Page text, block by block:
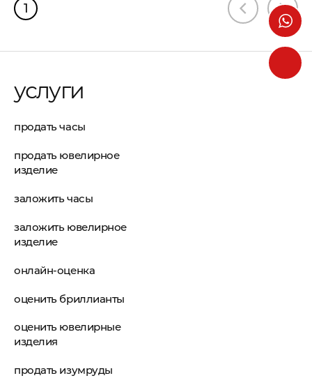
1
услуги
продать часы
продать ювелирное
изделие
заложить часы
заложить ювелирное
изделие
онлайн-оценка
оценить бриллианты
оценить ювелирные
изделия
продать изумруды